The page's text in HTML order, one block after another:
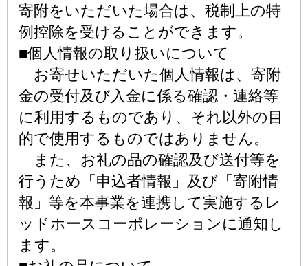
寄附をいただいた場合は、税制上の特
例控除を受けることができます。
■個人情報の取り扱いについて
お寄せいただいた個人情報は、寄附
金の受付及び入金に係る確認・連絡等
に利用するものであり、それ以外の目
的で使用するものではありません。
また、お礼の品の確認及び送付等を
行うため「申込者情報」及び「寄附情
報」等を本事業を連携して実施するレ
ッドホースコーポレーションに通知し
ます。